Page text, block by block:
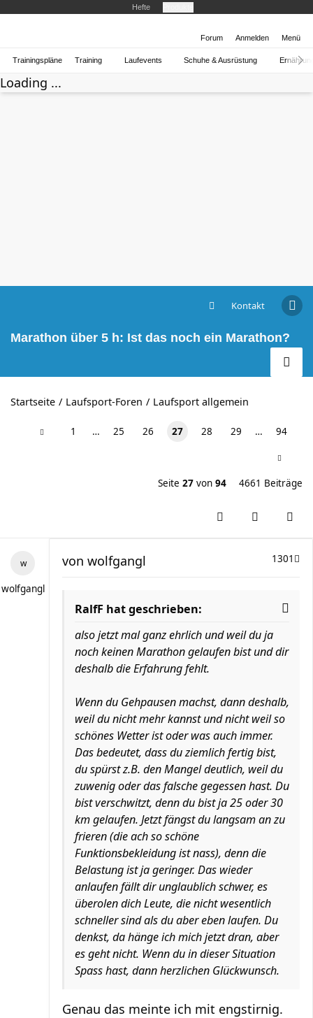
Hefte
Forum Anmelden Menü
Trainingspläne Training Laufevents Schuhe & Ausrüstung
Loading ...
Kontakt
Marathon über 5 h: Ist das noch ein Marathon?
Startseite Laufsport-Foren Laufsport allgemein
1 … 25 26 27 28 29 … 94
Seite 27 von 94 4661 Beiträge
wolfgangl
1301
von wolfgangl
RalfF hat geschrieben:
also jetzt mal ganz ehrlich und weil du ja
noch keinen Marathon gelaufen bist und dir
deshalb die Erfahrung fehlt.
Wenn du Gehpausen machst, dann deshalb,
weil du nicht mehr kannst und nicht weil so
schönes Wetter ist oder was auch immer.
Das bedeutet, dass du ziemlich fertig bist,
du spürst z.B. den Mangel deutlich, weil du
zuwenig oder das falsche gegessen hast. Du
bist verschwitzt, denn du bist ja 25 oder 30
km gelaufen. Jetzt fängst du langsam an zu
frieren (die ach so schöne
Funktionsbekleidung ist nass), denn die
Belastung ist ja geringer. Das wieder
anlaufen fällt dir unglaublich schwer, es
überolen dich Leute, die nicht wesentlich
schneller sind als du aber eben laufen. Du
denkst, da hänge ich mich jetzt dran, aber
es geht nicht. Wenn du in dieser Situation
Spass hast, dann herzlichen Glückwunsch.
Genau das meinte ich mit engstirnig.